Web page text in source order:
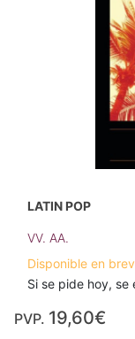
LATIN POP
VV. AA.
Disponible en
Si se pide hoy,
PVP. 19,60€